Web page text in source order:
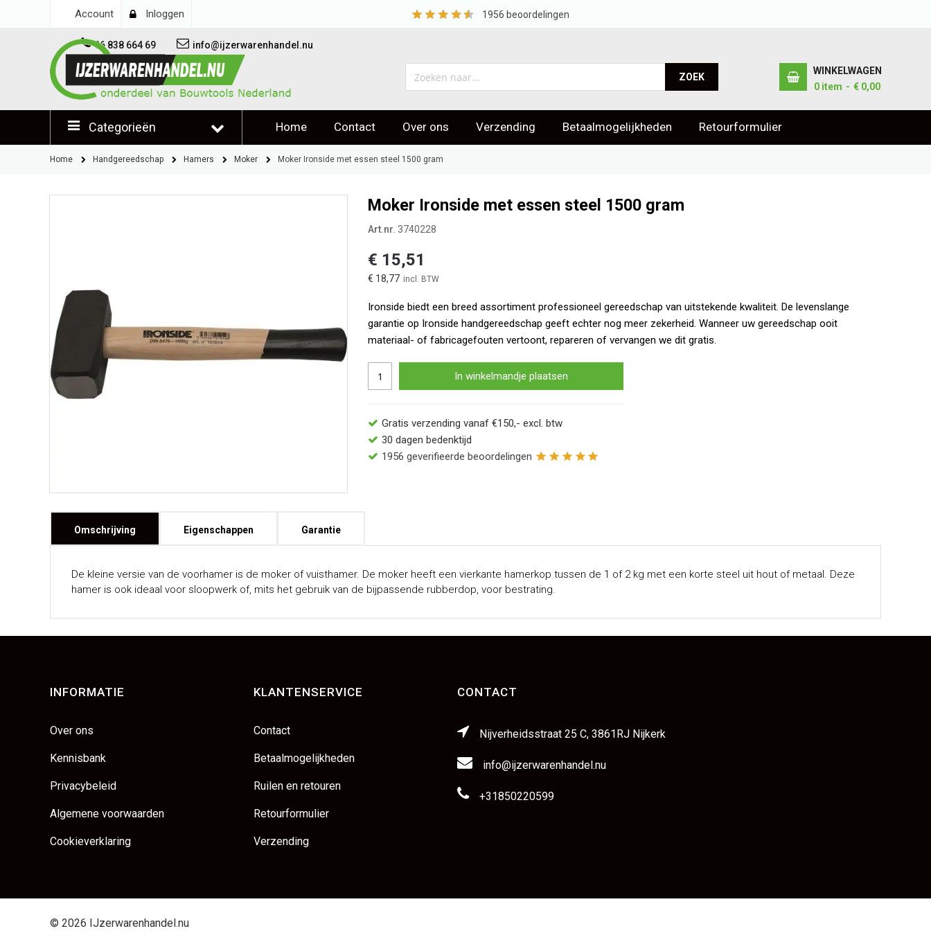
Account Inloggen 1956 beoordelingen
06 838 664 69 info@ijzerwarenhandel.nu
ZOEK
WINKELWAGEN
0 item € 0,00
Categorieën Home Contact Over ons Verzending Betaalmogelijkheden Retourformulier
Klantbeoordelingen
Home Handgereedschap Hamers Moker Moker Ironside met essen steel 1500 gram
Moker Ironside met essen steel 1500 gram
Art.nr. 3740228
€ 18,77
€ 15,51
Ironside biedt een breed assortiment professioneel gereedschap van uitstekende kwaliteit. De levenslange
garantie op Ironside handgereedschap geeft echter nog meer zekerheid. Wanneer uw gereedschap ooit
materiaal- of fabricagefouten vertoont, repareren of vervangen we dit gratis.
In winkelmandje plaatsen
Gratis verzending vanaf €150,- excl. btw
30 dagen bedenktijd
1956 geverifieerde beoordelingen
Omschrijving
De kleine versie van de voorhamer is de moker of vuisthamer. De moker heeft een vierkante hamerkop tussen de 1 of 2 kg met een korte steel uit hout of metaal. Deze
hamer is ook ideaal voor sloopwerk of, mits het gebruik van de bijpassende rubberdop, voor bestrating.
Eigenschappen Garantie
INFORMATIE
Over ons
Kennisbank
Privacybeleid
Algemene voorwaarden
Cookieverklaring
KLANTENSERVICE
Contact
Betaalmogelijkheden
Ruilen en retouren
Retourformulier
Verzending
CONTACT
Nijverheidsstraat 25 C, 3861RJ Nijkerk
info@ijzerwarenhandel.nu
+31850220599
© 2026 IJzerwarenhandel.nu